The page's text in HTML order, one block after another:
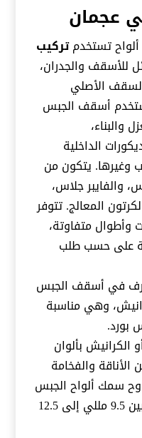
عجمان
تستخدمتركيب
للأسقف والجدران،
الأصلي
أسقف الجبس
والبناء،
الداخلية
وغيرها. يتكون من
والفايبر جلاس،
المعالج. تتوفر
وأطوال متفاوتة،
على حسب طلب
في أسقف الجبس
وهي مناسبة
بورد.
الكرانيش بألوان
الأناقة والفخامة
سمك ألواح الجبس
بورد بمختلف أنواعها ما بين 9.5 مللي إلى 12.5